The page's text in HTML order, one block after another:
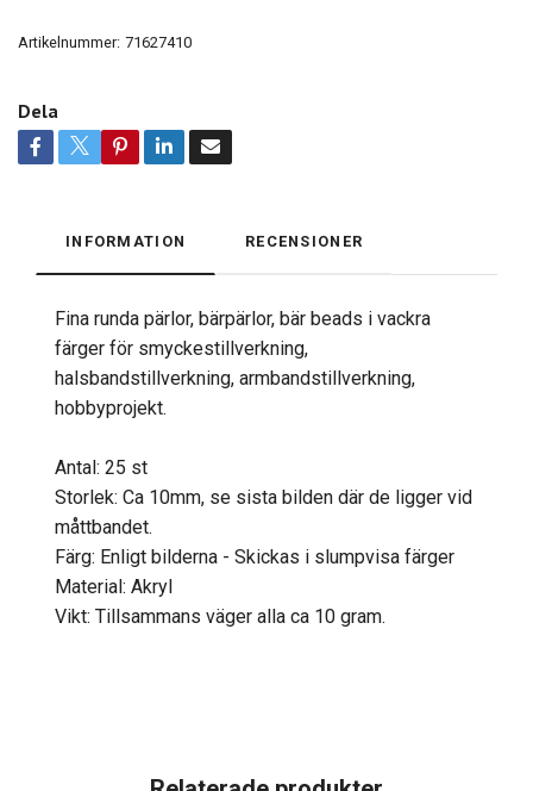
Artikelnummer: 71627410
Dela
INFORMATION RECENSIONER
Fina runda pärlor, bärpärlor, bär beads i vackra
färger för smyckestillverkning,
halsbandstillverkning, armbandstillverkning,
hobbyprojekt.
Antal: 25 st
Storlek: Ca 10mm, se sista bilden där de ligger vid
måttbandet.
Färg: Enligt bilderna - Skickas i slumpvisa färger
Material: Akryl
Vikt: Tillsammans väger alla ca 10 gram.